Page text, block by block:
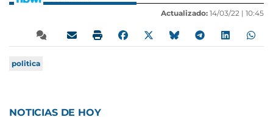
Actualizado: 14/03/22 | 10:45
politica
NOTICIAS DE HOY